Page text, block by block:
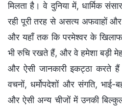
मिलता है। वे दुनिया में, धार्मिक
रही पूरी तरह से असत्य अफवाहों
और यहाँ तक कि परमेश्वर के
भी रुचि रखते हैं, और वे हमेशा बड़ी
और ऐसी जानकारी इकट्ठा करते
वचनों, धर्मोपदेशों और संगति, भाई-
और ऐसी अन्य चीजों में उनकी बिल्कुल